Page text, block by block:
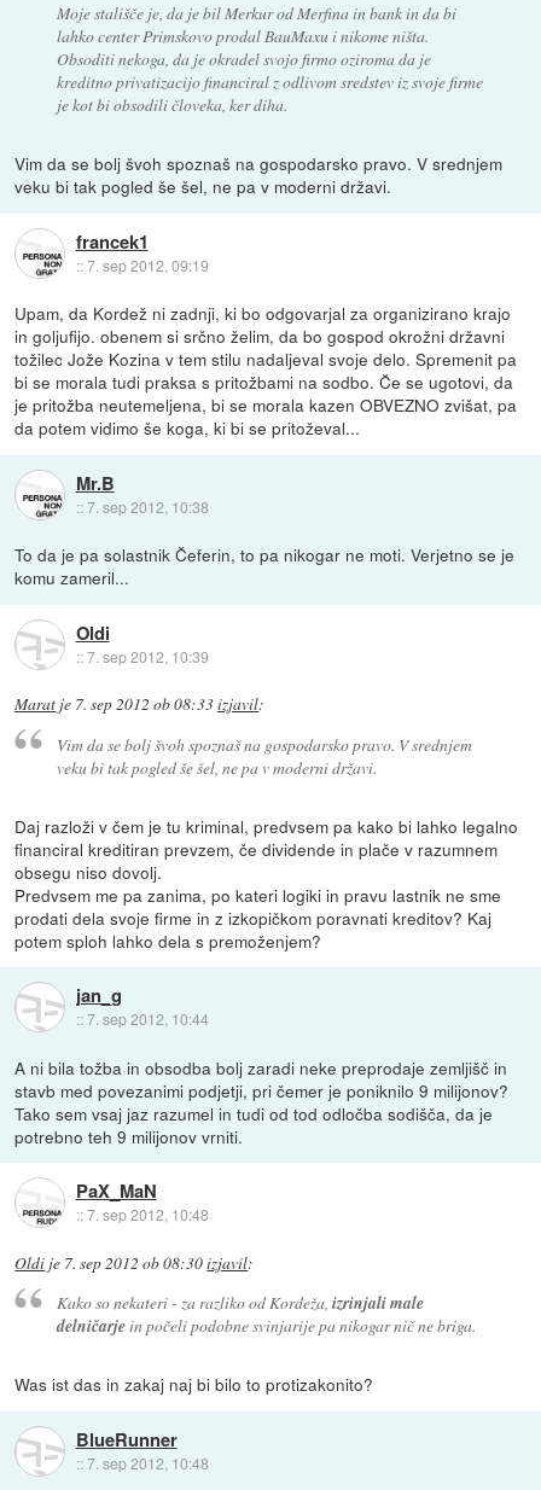
Moje stališče je, da je bil Merkur od Merfina in bank in da bi
lahko center Primskovo prodal BauMaxu i nikome ništa.
Obsoditi nekoga, da je okradel svojo firmo oziroma da je
kreditno privatizacijo financiral z odlivom sredstev iz svoje firme
je kot bi obsodili človeka, ker diha.
Vim da se bolj švoh spoznaš na gospodarsko pravo. V srednjem
veku bi tak pogled še šel, ne pa v moderni državi.
francek1
::7. sep 2012, 09:19
Upam, da Kordež ni zadnji, ki bo odgovarjal za organizirano krajo
in goljufijo. obenem si srčno želim, da bo gospod okrožni državni
tožilec Jože Kozina v tem stilu nadaljeval svoje delo. Spremenit pa
bi se morala tudi praksa s pritožbami na sodbo. Če se ugotovi, da
je pritožba neutemeljena, bi se morala kazen OBVEZNO zvišat, pa
da potem vidimo še koga, ki bi se pritoževal...
Mr.B
::7. sep 2012, 10:38
To da je pa solastnik Čeferin, to pa nikogar ne moti. Verjetno se je
komu zameril...
Oldi
::7. sep 2012, 10:39
Marat je 7. sep 2012 ob 08:33izjavil:
Vim da se bolj švoh spoznaš na gospodarsko pravo. V srednjem
veku bi tak pogled še šel, ne pa v moderni državi.
Daj razloži v čem je tu kriminal, predvsem pa kako bi lahko legalno
financiral kreditiran prevzem, če dividende in plače v razumnem
obsegu niso dovolj.
Predvsem me pa zanima, po kateri logiki in pravu lastnik ne sme
prodati dela svoje firme in z izkopičkom poravnati kreditov? Kaj
potem sploh lahko dela s premoženjem?
jan_g
::7. sep 2012, 10:44
A ni bila tožba in obsodba bolj zaradi neke preprodaje zemljišč in
stavb med povezanimi podjetji, pri čemer je poniknilo 9 milijonov?
Tako sem vsaj jaz razumel in tudi od tod odločba sodišča, da je
potrebno teh 9 milijonov vrniti.
PaX_MaN
::7. sep 2012, 10:48
Oldi je 7. sep 2012 ob 08:30izjavil:
Kako so nekateri - za razliko od Kordeža, izrinjali male
delničarjein počeli podobne svinjarije pa nikogar nič ne briga.
Was ist das in zakaj naj bi bilo to protizakonito?
BlueRunner
::7. sep 2012, 10:48